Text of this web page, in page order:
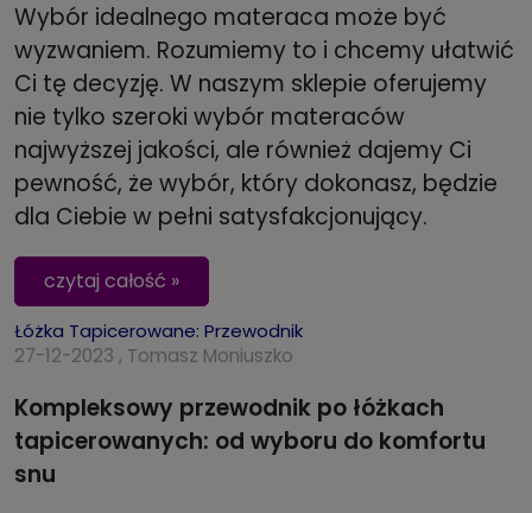
Wybór idealnego materaca może być
wyzwaniem. Rozumiemy to i chcemy ułatwić
Ci tę decyzję. W naszym sklepie oferujemy
nie tylko szeroki wybór materaców
najwyższej jakości, ale również dajemy Ci
pewność, że wybór, który dokonasz, będzie
dla Ciebie w pełni satysfakcjonujący.
czytaj całość »
Łóżka Tapicerowane: Przewodnik
27-12-2023 , Tomasz Moniuszko
Kompleksowy przewodnik po łóżkach
tapicerowanych: od wyboru do komfortu
snu